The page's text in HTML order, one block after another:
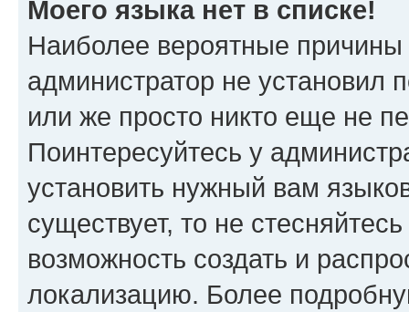
Моего языка нет в списке!
Наиболее вероятные причины
администратор не установил
или же просто никто еще не
Поинтересуйтесь у
установить нужный вам
существует, то не
возможность создать и
локализацию. Более